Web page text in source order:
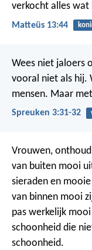
verkocht alles wat
Matteüs 13:44
Wees niet jaloers
vooral niet als hij.
mensen. Maar
Spreuken 3:31-32
Vrouwen,
van buiten mooi
sieraden en
van binnen mooi
pas werkelijk
schoonheid die
schoonheid.